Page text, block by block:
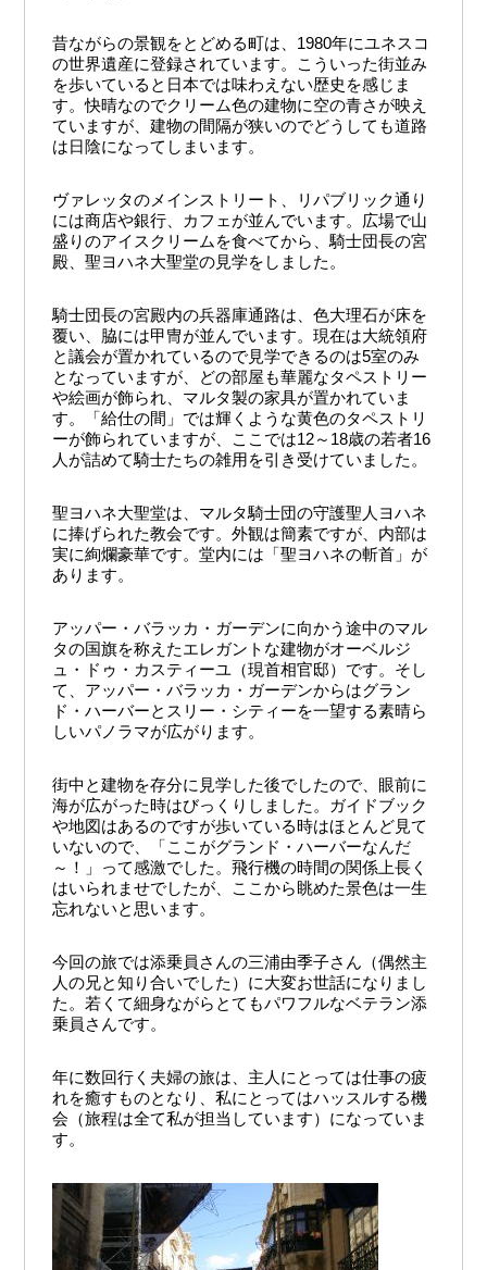
昔ながらの景観をとどめる町は、1980年にユネスコ
の世界遺産に登録されています。こういった街並み
を歩いていると日本では味わえない歴史を感じま
す。快晴なのでクリーム色の建物に空の青さが映え
ていますが、建物の間隔が狭いのでどうしても道路
は日陰になってしまいます。
ヴァレッタのメインストリート、リパブリック通り
には商店や銀行、カフェが並んでいます。広場で山
盛りのアイスクリームを食べてから、騎士団長の宮
殿、聖ヨハネ大聖堂の見学をしました。
騎士団長の宮殿内の兵器庫通路は、色大理石が床を
覆い、脇には甲冑が並んでいます。現在は大統領府
と議会が置かれているので見学できるのは5室のみ
となっていますが、どの部屋も華麗なタペストリー
や絵画が飾られ、マルタ製の家具が置かれていま
す。「給仕の間」では輝くような黄色のタペストリ
ーが飾られていますが、ここでは12～18歳の若者16
人が詰めて騎士たちの雑用を引き受けていました。
聖ヨハネ大聖堂は、マルタ騎士団の守護聖人ヨハネ
に捧げられた教会です。外観は簡素ですが、内部は
実に絢爛豪華です。堂内には「聖ヨハネの斬首」が
あります。
アッパー・バラッカ・ガーデンに向かう途中のマル
タの国旗を称えたエレガントな建物がオーベルジ
ュ・ドゥ・カスティーユ（現首相官邸）です。そし
て、アッパー・バラッカ・ガーデンからはグラン
ド・ハーバーとスリー・シティーを一望する素晴ら
しいパノラマが広がります。
街中と建物を存分に見学した後でしたので、眼前に
海が広がった時はびっくりしました。ガイドブック
や地図はあるのですが歩いている時はほとんど見て
いないので、「ここがグランド・ハーバーなんだ
～！」って感激でした。飛行機の時間の関係上長く
はいられませでしたが、ここから眺めた景色は一生
忘れないと思います。
今回の旅では添乗員さんの三浦由季子さん（偶然主
人の兄と知り合いでした）に大変お世話になりまし
た。若くて細身ながらとてもパワフルなベテラン添
乗員さんです。
年に数回行く夫婦の旅は、主人にとっては仕事の疲
れを癒すものとなり、私にとってはハッスルする機
会（旅程は全て私が担当しています）になっていま
す。